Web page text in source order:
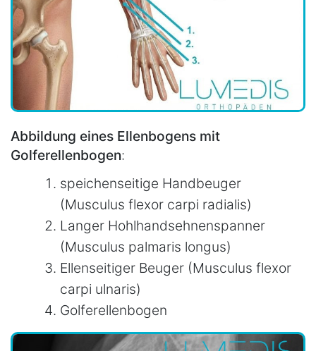
Abbildung eines Ellenbogens mit
Golferellenbogen:
speichenseitige Handbeuger
(Musculus flexor carpi radialis)
Langer Hohlhandsehnenspanner
(Musculus palmaris longus)
Ellenseitiger Beuger (Musculus flexor
carpi ulnaris)
Golferellenbogen